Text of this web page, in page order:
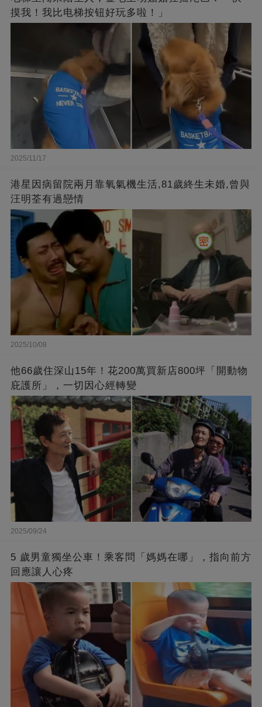
摸我！我比电梯按钮好玩多啦！」
2025/11/17
港星因病留院兩月靠氧氣機生活,81歲終生未婚,曾與
汪明荃有過戀情
2025/10/08
他66歲住深山15年！花200萬買新店800坪「開動物
庇護所」，一切因心經轉變
2025/09/24
5 歲男童獨坐公車！乘客問「媽媽在哪」，指向前方
回應讓人心疼